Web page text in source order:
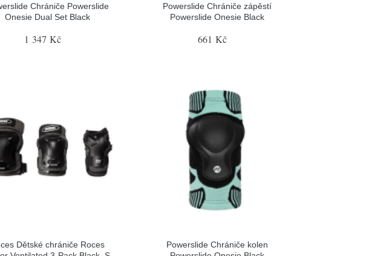
Chrániče Powerslide
Onesie Dual Set Black
1 347 Kč
Powerslide Chrániče zápěstí
Powerslide Onesie Black
661 Kč
Dětské chrániče Roces
Powerslide Chrániče kolen